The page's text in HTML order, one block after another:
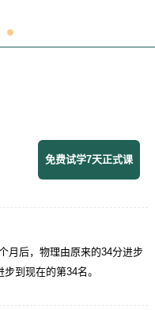
免费试学7天正式课
月后，物理由原来的34分进步
到现在的第34名。